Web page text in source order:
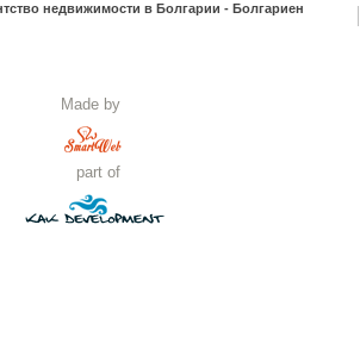
Расширенный поиск
недвижимости в Болгарии - Болгариен
Made by
part of